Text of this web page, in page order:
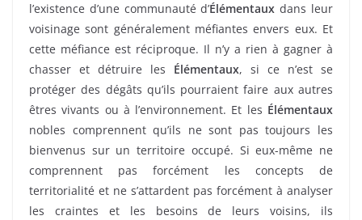
l’existence d’une communauté d’Élémentaux dans leur
voisinage sont généralement méfiantes envers eux. Et
cette méfiance est réciproque. Il n’y a rien à gagner à
chasser et détruire les Élémentaux, si ce n’est se
protéger des dégâts qu’ils pourraient faire aux autres
êtres vivants ou à l’environnement. Et les Élémentaux
nobles comprennent qu’ils ne sont pas toujours les
bienvenus sur un territoire occupé. Si eux-même ne
comprennent pas forcément les concepts de
territorialité et ne s’attardent pas forcément à analyser
les craintes et les besoins de leurs voisins, ils